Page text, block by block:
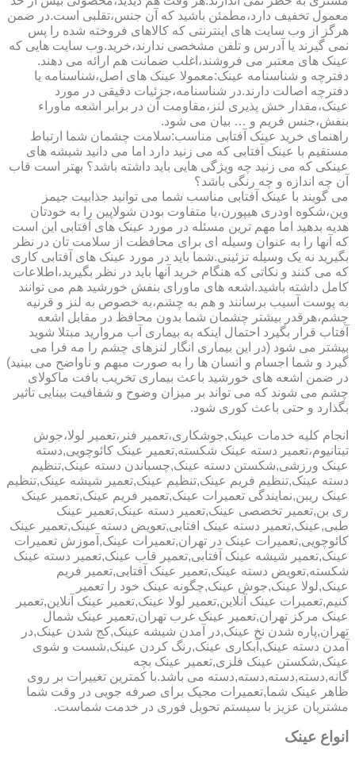
معمول تخفیف دارد،مطمئن باشید که آن جنس،تقلبی است.در ضمن
هرگز از وب سایت های اینترنتی که کالاهای فروخته شده را پس
نمی گیرند یا آدرس و تلفن مشخصی ندارند،خرید.وب سایت هایی که
عینک های معتبر می فروشند،اغلب ضمانت هم ارائه می دهند.
دفترچه و شناسنامه عینک:معمولا عینک های اصل،شناسنامه یا
دفترچه اصالت دارند.در شناسنامه،جزئیات دقیقی در مورد
عینک،مقدار خش پذیری لنز،مقاومت آن در برابر اشعه ماوراء
بنفش،جنس فریم و … بیان می شود.
راهنمای خرید عینک آفتابی مناسب:سلامت چشمان شما ارتباط
مستقیم با عینک آفتابی که می زنید دارد اما می دانید شیشه های
عینکی که می زنید چه ویژگی هایی باید داشته باشد؟ بهتر است قاب
آن چه اندازه و چه رنگی باشد؟
می گویند با عینک آفتابی مناسب شما می توانید جذابیت جیمز
وین،شکوه اودری هیپورن،یا متفاوت بودن شولاپین را به خودتان
هدیه بدهید اما مهم ترین مسئله در مورد عینک های آفتابی این است
که آنها را به عنوان وسیله ای برای محافظت از سلامت تان در نظر
بگیرید نه یک وسیله تزئینی.شما باید در مورد عینک های آفتابی کاری
که می کنند و نکاتی که هنگام خرید آنها باید در نظر بگیرید،اطلاعات
کامل داشته باشید.اشعه های ماورای بنفش خورشید هم می توانند
به پوست آسیب برسانند و هم به چشم،به خصوص به لنز و قرنیه
چشم،هرقدر بیشتر چشمان شما بدون محافظ در مقابل اشعه
آفتاب قرار بگیرد احتمال اینکه به بیماری آب مروارید مبتلا شوید
بیشتر می شود (در این بیماری انگار لنزهای چشم را مه فرا می
گیرد و شما اجسام و انسان ها را به صورت مبهم و ناواضح می بینید)
در ضمن اشعه های خورشید باعث بیماری تخریب بافت ماکولای
چشم می شوند که می تواند بر میزان وضوح و شفافیت بینایی تاثیر
بگذارد و حتی باعث کوری شود.
انجام کلیه خدمات عینک,جوشکاری،تعمیر فنر،تعمیر لولا،جوش
تیتانیوم،تعمیر دسته عینک شکسته,تعمیر عینک کائوچویی,دسته
عینک ورزشی,شکستن دسته عینک,چسباندن دسته عینک,تنظیم
دسته عینک,تنظیم فریم عینک,تنظیم عینک,تعمیر شیشه عینک,تنظیم
عینک ریبن,نمایندگی تعمیرات عینک,تعمیر فریم عینک,تعمیر عینک
ری بن,تعمیر تخصصی عینک,تعمیر دسته عینک,تعمیر عینک
طبی,عینک,تعمیر دسته عینک افتابی,تعویض دسته عینک,تعمیر عینک
کائوچویی,تعمیرات عینک در تهران,تعمیرات عینک,آموزش تعمیرات
عینک,تعمیر شیشه عینک آفتابی,تعمیر قاب عینک,تعمیر دسته عینک
شکسته,تعویض دسته عینک,تعمیر عینک آفتابی,تعمیر فریم
عینک,لولا عینک,جوش عینک,چگونه عینک خود را تعمیر
کنیم,تعمیرات عینک آنلاین,تعمیر لولا عینک,تعمیر عینک آنلاین,تعمیر
عینک مرکز تهران,تعمیر عینک غرب تهران,تعمیر عینک شمال
تهران,پاره شدن نخ عینک,در آمدن شیشه عینک,کج شدن عینک,در
آمدن دسته عینک,آبکاری عینک,رنگ کردن عینک,شست و شوی
عینک,شکستن عینک فلزی,تعمیر عینک بچه
گانه,دسته,دسته,دسته,دسته می باشد.با کمترین تغییرات بر روی
ظاهر عینک شما,تعمیرات مجیک برای صرفه جویی در وقت شما
مشتریان عزیز با سیستم تحویل فوری در خدمت شماست.
انواع عینک